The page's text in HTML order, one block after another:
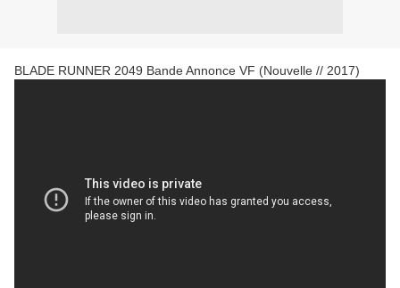
BLADE RUNNER 2049 Bande Annonce VF (Nouvelle // 2017)